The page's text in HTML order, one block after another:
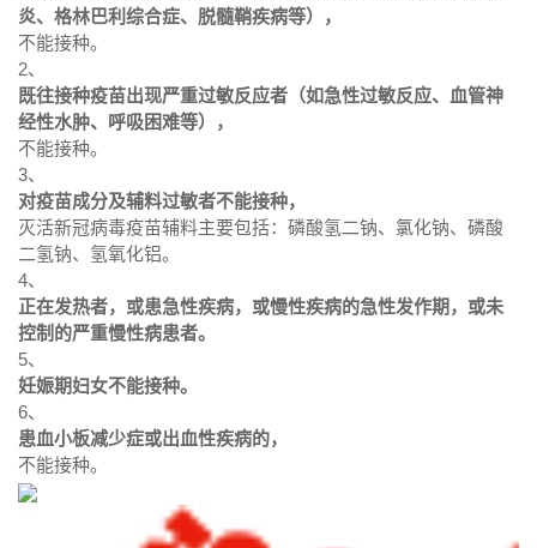
炎、格林巴利综合症、脱髓鞘疾病等），
不能接种。
2、
既往接种疫苗出现严重过敏反应者（如急性过敏反应、血管神
经性水肿、呼吸困难等），
不能接种。
3、
对疫苗成分及辅料过敏者不能接种，
灭活新冠病毒疫苗辅料主要包括：磷酸氢二钠、氯化钠、磷酸
二氢钠、氢氧化铝。
4、
正在发热者，或患急性疾病，或慢性疾病的急性发作期，或未
控制的严重慢性病患者。
5、
妊娠期妇女不能接种。
6、
患血小板减少症或出血性疾病的，
不能接种。